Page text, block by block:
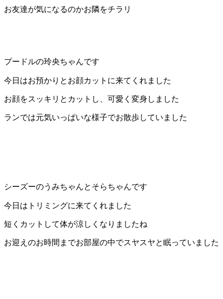
ペ
ト
ホ
テ
ル
お友達が気になるのかお隣をチラリ
プードルの玲央ちゃんです
今日はお預かりとお顔カットに来てくれました
お顔をスッキリとカットし、可愛く変身しました
ランでは元気いっぱいな様子でお散歩していました
シーズーのうみちゃんとそらちゃんです
今日はトリミングに来てくれました
短くカットして体が涼しくなりましたね
お迎えのお時間までお部屋の中でスヤスヤと眠っていました